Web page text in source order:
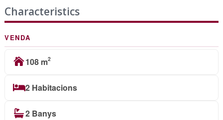
Characteristics
VENDA
108 m2
2 Habitacions
2 Banys